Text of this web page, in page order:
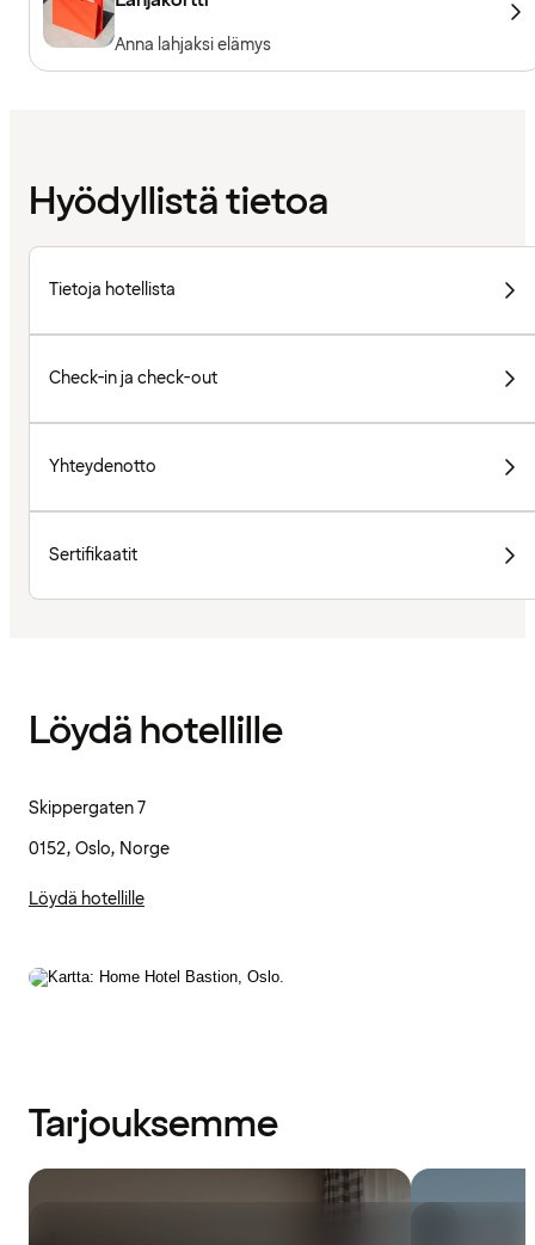
Anna lahjaksi elämys
Hyödyllistä tietoa
Tietoja hotellista
Check-in ja check-out
Yhteydenotto
Sertifikaatit
Löydä hotellille
Skippergaten 7
0152, Oslo, Norge
Löydä hotellille
Tarjouksemme